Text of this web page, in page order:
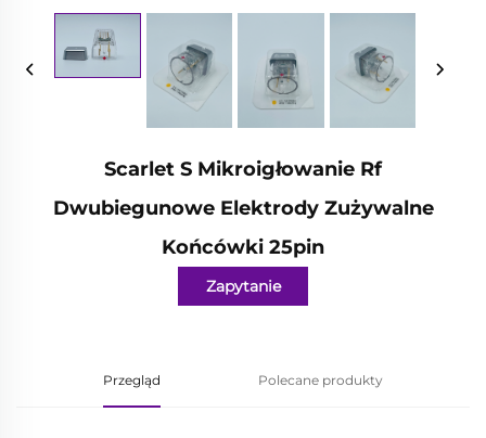
Scarlet S Mikroigłowanie Rf
Dwubiegunowe Elektrody Zużywalne
Końcówki 25pin
Zapytanie
Przegląd Polecane produkty